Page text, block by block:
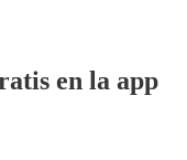
en la app